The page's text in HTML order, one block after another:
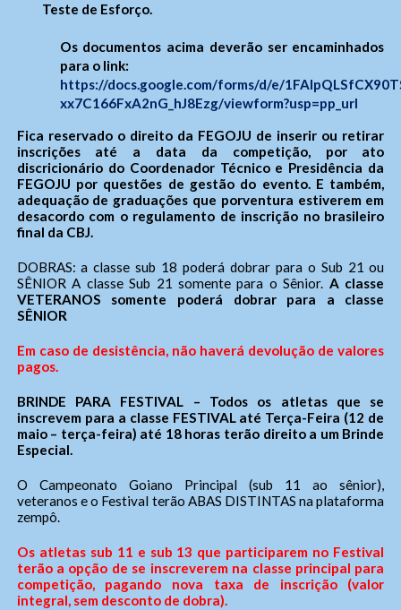
Teste de Esforço.
Os documentos acima deverão ser encaminhados
para o link:
https://docs.google.com/forms/d/e/
xx7C166FxA2nG_hJ8Ezg/viewform?usp=pp_url
Fica reservado o direito da FEGOJU de inserir ou retirar
inscrições até a data da competição, por ato
discricionário do Coordenador Técnico e Presidência da
FEGOJU por questões de gestão do evento. E também,
adequação de graduações que porventura estiverem em
desacordo com o regulamento de inscrição no brasileiro
final da CBJ.
DOBRAS: a classe sub 18 poderá dobrar para o Sub 21 ou
SÊNIOR A classe Sub 21 somente para o Sênior. A classe
VETERANOS somente poderá dobrar para a classe
SÊNIOR
Em caso de desistência, não haverá devolução de valores
pagos.
BRINDE PARA FESTIVAL – Todos os atletas que se
inscrevem para a classe FESTIVAL até Terça-Feira (12 de
maio – terça-feira) até 18 horas terão direito a um Brinde
Especial.
O Campeonato Goiano Principal (sub 11 ao sênior),
veteranos e o Festival terão ABAS DISTINTAS na plataforma
zempô.
Os atletas sub 11 e sub 13 que participarem no Festival
terão a opção de se inscreverem na classe principal para
competição, pagando nova taxa de inscrição (valor
integral, sem desconto de dobra).